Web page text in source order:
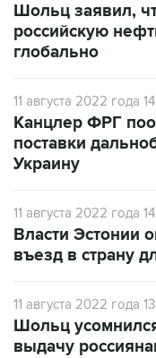
Шольц заявил,
российскую
глобально
11 августа 2022 года
Канцлер ФРГ
поставки
Украину
11 августа 2022 года
Власти Эстонии
въезд в страну
11 августа 2022 года
Шольц
выдачу